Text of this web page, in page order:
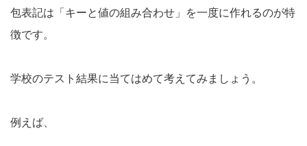
包表記は「キーと値の組み合わせ」を一度に作れるのが特
徴です。
学校のテスト結果に当てはめて考えてみましょう。
例えば、